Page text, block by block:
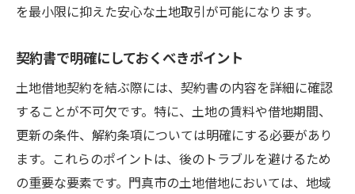
を最小限に抑えた安心な土地取引が可能になります。
契約書で明確にしておくべきポイント
土地借地契約を結ぶ際には、契約書の内容を詳細に確認
することが不可欠です。特に、土地の賃料や借地期間、
更新の条件、解約条項については明確にする必要があり
ます。これらのポイントは、後のトラブルを避けるため
の重要な要素です。門真市の土地借地においては、地域